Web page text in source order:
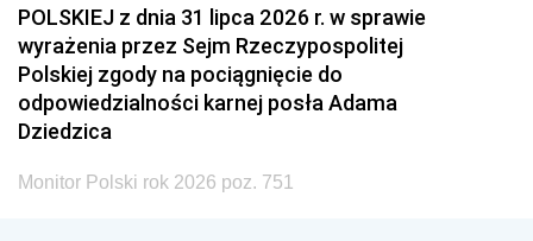
POLSKIEJ z dnia 31 lipca 2026 r. w sprawie
wyrażenia przez Sejm Rzeczypospolitej
Polskiej zgody na pociągnięcie do
odpowiedzialności karnej posła Adama
Dziedzica
Monitor Polski rok 2026 poz. 751